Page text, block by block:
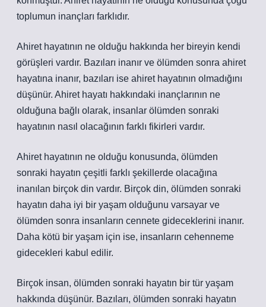
toplumun inançları farklıdır.
Ahiret hayatının ne olduğu hakkında her bireyin kendi
görüşleri vardır. Bazıları inanır ve ölümden sonra ahiret
hayatına inanır, bazıları ise ahiret hayatının olmadığını
düşünür. Ahiret hayatı hakkındaki inançlarının ne
olduğuna bağlı olarak, insanlar ölümden sonraki
hayatının nasıl olacağının farklı fikirleri vardır.
Ahiret hayatının ne olduğu konusunda, ölümden
sonraki hayatın çeşitli farklı şekillerde olacağına
inanılan birçok din vardır. Birçok din, ölümden sonraki
hayatın daha iyi bir yaşam olduğunu varsayar ve
ölümden sonra insanların cennete gideceklerini inanır.
Daha kötü bir yaşam için ise, insanların cehenneme
gidecekleri kabul edilir.
Birçok insan, ölümden sonraki hayatın bir tür yaşam
hakkında düşünür. Bazıları, ölümden sonraki hayatın